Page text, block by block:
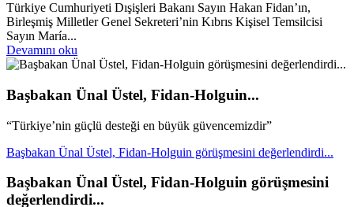
Türkiye Cumhuriyeti Dışişleri Bakanı Sayın Hakan Fidan’ın,
Birleşmiş Milletler Genel Sekreteri’nin Kıbrıs Kişisel Temsilcisi
Sayın María...
Devamını oku
Başbakan Ünal Üstel, Fidan-Holguin...
“Türkiye’nin güçlü desteği en büyük güvencemizdir”
Başbakan Ünal Üstel, Fidan-Holguin görüşmesini değerlendirdi...
Başbakan Ünal Üstel, Fidan-Holguin görüşmesini
değerlendirdi...